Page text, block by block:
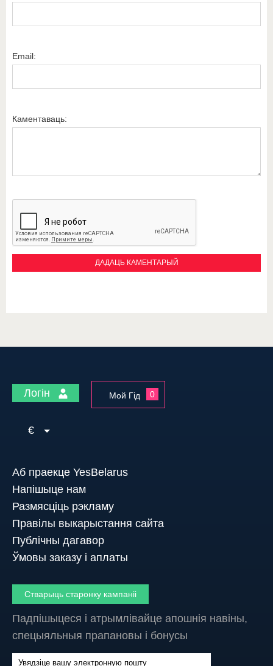
Email:
Каментаваць:
Логін Мой Гід 0
€
Аб праекце YesBelarus
Напішыце нам
Размясціць рэкламу
Правілы выкарыстання сайта
Публічны дагавор
Ўмовы заказу і аплаты
Стварыць старонку кампаніі
Падпішыцеся і атрымлівайце апошнія навіны,
спецыяльныя прапановы і бонусы